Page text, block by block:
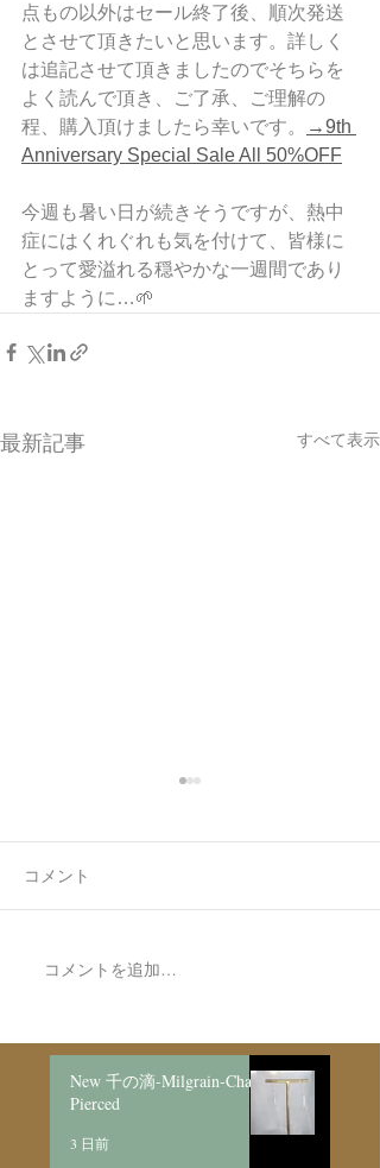
点もの以外はセール終了後、順次発送
とさせて頂きたいと思います。詳しく
は追記させて頂きましたのでそちらを
よく読んで頂き、ご了承、ご理解の
程、購入頂けましたら幸いです。
→9th
Anniversary Special Sale All 50%OFF
今週も暑い日が続きそうですが、熱中
症にはくれぐれも気を付けて、皆様に
とって愛溢れる穏やかな一週間であり
ますように…🌱
最新記事 すべて表示
コメント
コメントを追加…
New 千の滴-Milgrain-Chain
Pierced
3 日前